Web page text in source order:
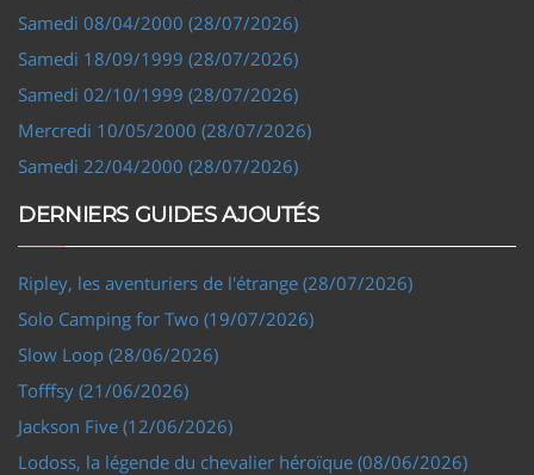
Samedi 08/04/2000 (28/07/2026)
Samedi 18/09/1999 (28/07/2026)
Samedi 02/10/1999 (28/07/2026)
Mercredi 10/05/2000 (28/07/2026)
Samedi 22/04/2000 (28/07/2026)
DERNIERS GUIDES AJOUTÉS
Ripley, les aventuriers de l'étrange (28/07/2026)
Solo Camping for Two (19/07/2026)
Slow Loop (28/06/2026)
Tofffsy (21/06/2026)
Jackson Five (12/06/2026)
Lodoss, la légende du chevalier héroïque (08/06/2026)